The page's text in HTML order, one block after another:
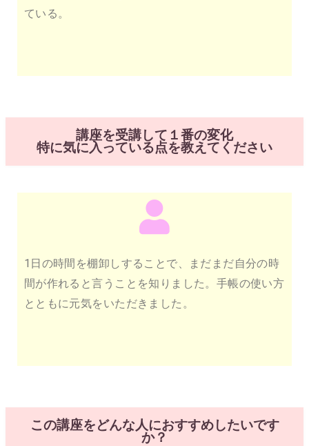
ている。
講座を受講して１番の変化
特に気に入っている点を教えてください
1日の時間を棚卸しすることで、まだまだ自分の時
間が作れると言うことを知りました。手帳の使い方
とともに元気をいただきました。
この講座をどんな人におすすめしたいです
か？